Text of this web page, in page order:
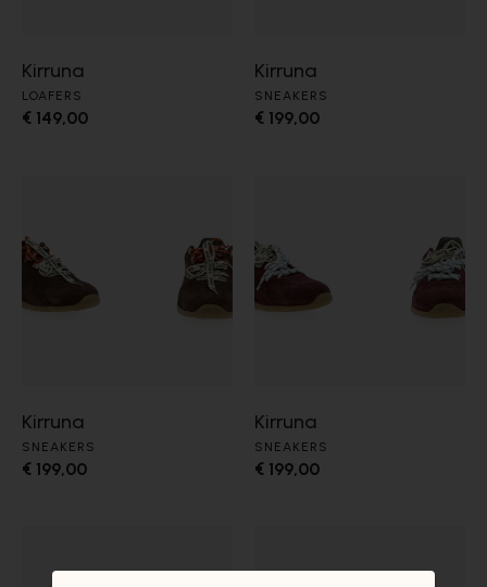
Kirruna
LOAFERS
€ 149,00
Kirruna
SNEAKERS
€ 199,00
Kirruna
SNEAKERS
€ 199,00
Kirruna
SNEAKERS
€ 199,00